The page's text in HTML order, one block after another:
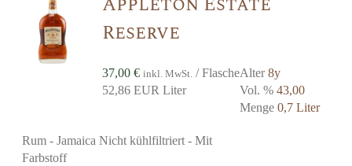
Reserve
37,00€ inkl. MwSt. / Flasche
52,86 EUR Liter
Alter8y
Vol. %43,00
Menge0,7 Liter
Rum - Jamaica Nicht kühlfiltriert - Mit
Farbstoff